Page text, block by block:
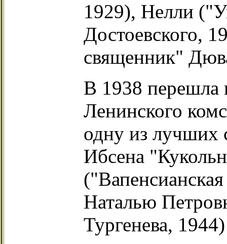
1929), Нелли
Достоевского,
священник"
В 1938 перешла
Ленинского
одну из лучших
Ибсена
Наталью
Тургенева,